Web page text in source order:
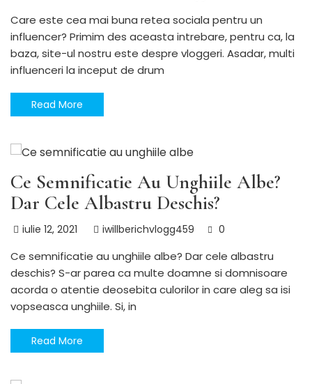
Care este cea mai buna retea sociala pentru un
influencer? Primim des aceasta intrebare, pentru ca, la
baza, site-ul nostru este despre vloggeri. Asadar, multi
influenceri la inceput de drum
Read More
Ce Semnificatie Au Unghiile Albe?
Dar Cele Albastru Deschis?
iulie 12, 2021 iwillberichvlogg459 0
Ce semnificatie au unghiile albe? Dar cele albastru
deschis? S-ar parea ca multe doamne si domnisoare
acorda o atentie deosebita culorilor in care aleg sa isi
vopseasca unghiile. Si, in
Read More